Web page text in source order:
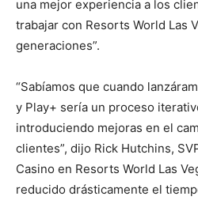
una mejor experiencia a los
trabajar con Resorts World Las
generaciones”.
“Sabíamos que cuando
y Play+ sería un proceso
introduciendo mejoras en el
clientes”, dijo Rick Hutchins,
Casino en Resorts World Las
reducido drásticamente el